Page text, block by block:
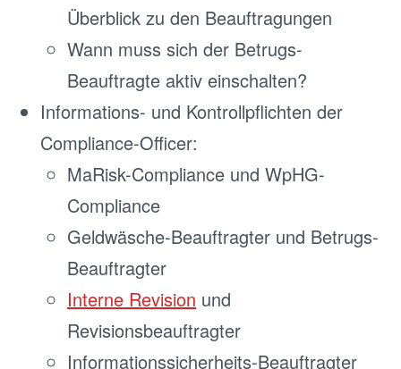
Überblick zu den Beauftragungen
Wann muss sich der Betrugs-
Beauftragte aktiv einschalten?
Informations- und Kontrollpflichten der
Compliance-Officer:
MaRisk-Compliance und WpHG-
Compliance
Geldwäsche-Beauftragter und Betrugs-
Beauftragter
Interne Revision und
Revisionsbeauftragter
Informationssicherheits-Beauftragter